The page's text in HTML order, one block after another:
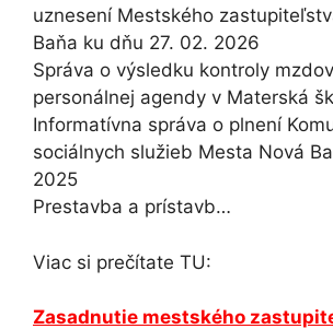
uznesení Mestského
Baňa ku dňu 27. 02. 2026
Správa o výsledku kontroly
personálnej agendy v Materská
Informatívna správa o plnení
sociálnych služieb Mesta Nová
2025
Prestavba a prístavb…
Viac si prečítate TU:
Zasadnutie mestského